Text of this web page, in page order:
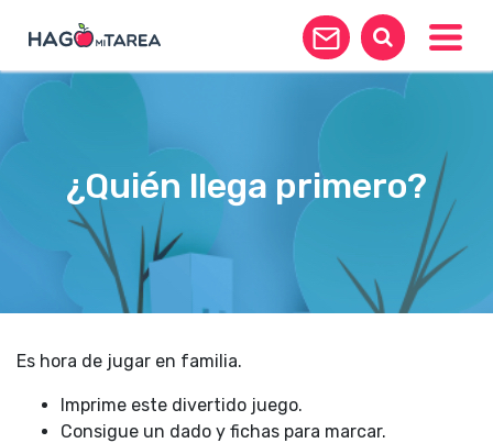
¿Quién llega primero?
Es hora de jugar en familia.
Imprime este divertido juego.
Consigue un dado y fichas para marcar.